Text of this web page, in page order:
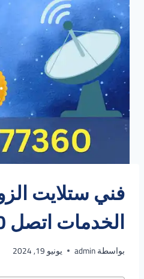
فني ستلايت
الخدمات اتصل 66977360
بواسطةadmin يونيو 19, 2024